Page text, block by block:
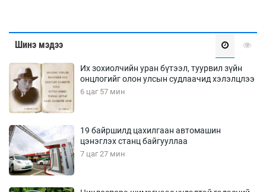
Шинэ мэдээ
Их зохиолчийн уран бүтээл, туурвил зүйн
онцлогийг олон улсын судлаачид хэлэлцлээ
6 цаг 57 мин
19 байршилд цахилгаан автомашин
цэнэглэх станц байгууллаа
7 цаг 27 мин